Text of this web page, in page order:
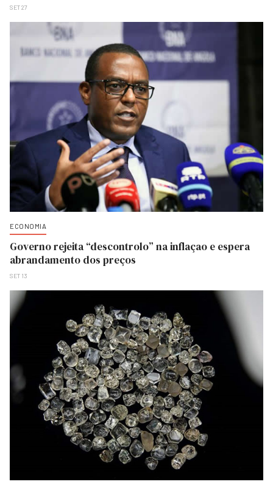
SET 27
ECONOMIA
Governo rejeita “descontrolo” na inflaçao e espera
abrandamento dos preços
SET 13